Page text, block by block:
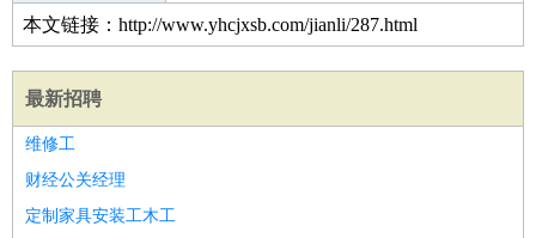
本文链接：http://www.yhcjxsb.com/jianli/287.html
最新招聘
维修工
财经公关经理
定制家具安装工木工